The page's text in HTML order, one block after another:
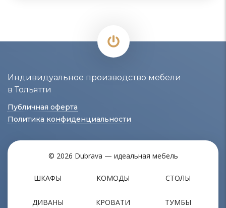
Индивидуальное производство мебели
в Тольятти
Публичная оферта
Политика конфиденциальности
© 2026 Dubrava — идеальная мебель
ШКАФЫ КОМОДЫ СТОЛЫ
ДИВАНЫ КРОВАТИ ТУМБЫ